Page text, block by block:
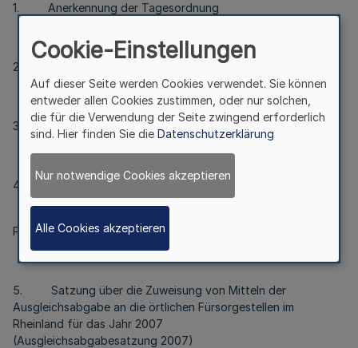
1. Anerkennung der Tagesordnung
2. Verpflichtung neuer Mitglieder
3. Umbesetzung in den Ausschüssen
4. NRW. Bank
Perspektiven
5. Satzung über die Zuweisung von Mitteln der
Ausgleichsabgabe an die örtlichen Fürsorgestellen im
Rheinland für das Jahr 2007
(Ausgleichsabgabesatzung 2007)
Cookie-Einstellungen
Auf dieser Seite werden Cookies verwendet. Sie können
entweder allen Cookies zustimmen, oder nur solchen,
die für die Verwendung der Seite zwingend erforderlich
sind. Hier finden Sie die Datenschutzerklärung
Nur notwendige Cookies akzeptieren
Alle Cookies akzeptieren